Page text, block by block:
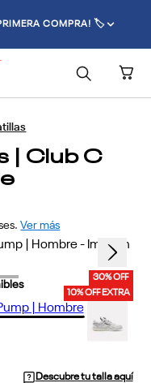
COMPRA! 🏷️
| Club C
Ver más
30% OFF
10% OFF EXTRA
Descubre tu talla aquí